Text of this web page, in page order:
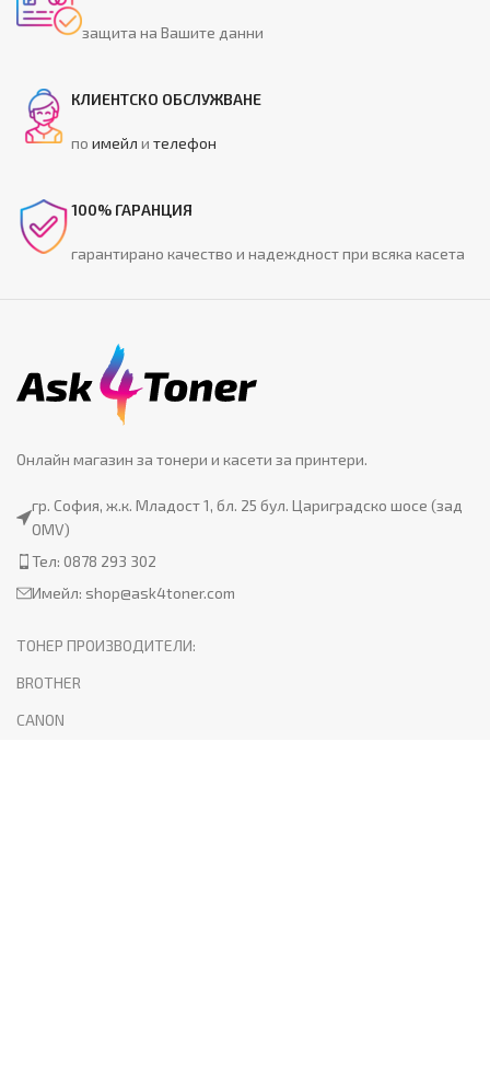
защита на Вашите данни
КЛИЕНТСКО ОБСЛУЖВАНЕ
поимейл ителефон
100% ГАРАНЦИЯ
гарантирано качество и надеждност при всяка касета
Онлайн магазин за тонери и касети за принтери.
гр. София, ж.к. Младост 1, бл. 25 бул. Цариградско шосе (зад
OMV)
Тел: 0878 293 302
Имейл: shop@ask4toner.com
ТОНЕР ПРОИЗВОДИТЕЛИ:
BROTHER
CANON